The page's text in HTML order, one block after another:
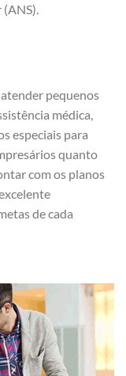
pequenos
médica,
especiais para
quanto
com os planos
de cada